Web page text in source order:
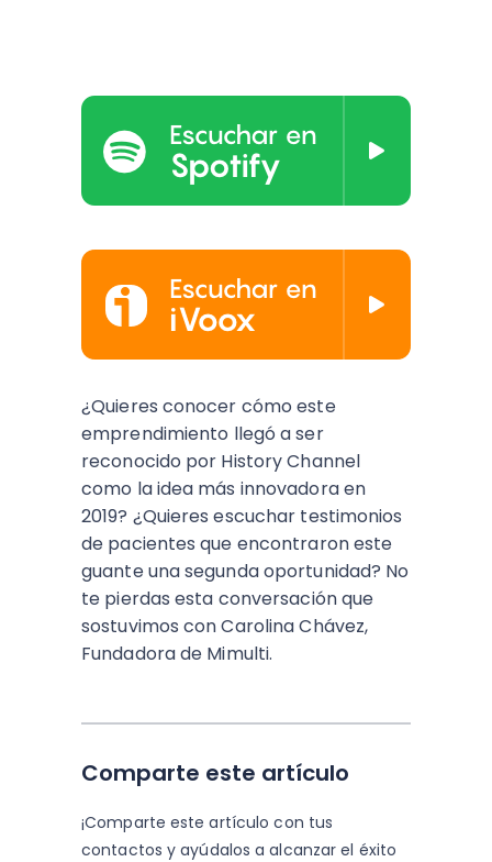
¿Quieres conocer cómo este
emprendimiento llegó a ser
reconocido por History Channel
como la idea más innovadora en
2019? ¿Quieres escuchar testimonios
de pacientes que encontraron este
guante una segunda oportunidad? No
te pierdas esta conversación que
sostuvimos con Carolina Chávez,
Fundadora de Mimulti.
Comparte este artículo
¡Comparte este artículo con tus
contactos y ayúdalos a alcanzar el éxito